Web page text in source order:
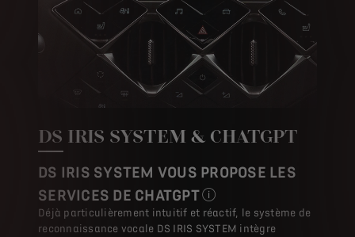
DS IRIS SYSTEM & CHATGPT
DS IRIS SYSTEM VOUS PROPOSE LES
SERVICES DE CHATGPT
Cette fonctionnalité de DS
Déjà particulièrement intuitif et réactif, le système de
reconnaissance vocale DS IRIS SYSTEM intègre